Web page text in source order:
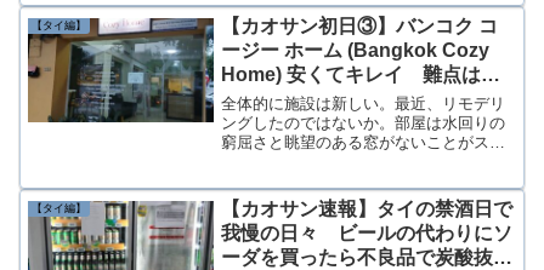
出しTDAC（タイデジタル入国カード）
を作成していた。その際にパスポートを
取り出して番号を確認していたような。
であるならば自分が座っていたシートの
横の隙間かフロア下に落ちているはず
【タイ編】
【カオサン初日③】バンコク コ
ージー ホーム (Bangkok Cozy
Home) 安くてキレイ 難点は
窓 2200円
全体的に施設は新しい。最近、リモデリ
ングしたのではないか。部屋は水回りの
窮屈さと眺望のある窓がないことがスト
さ。隣室の話し声や生活音がほぼ聞こえ
てくる。これほどの施設がそろっていて
簡単ながら無料の朝食もあるのでかなり
リーズナブルと言える。
【タイ編】
【カオサン速報】タイの禁酒日で
我慢の日々 ビールの代わりにソ
ーダを買ったら不良品で炭酸抜